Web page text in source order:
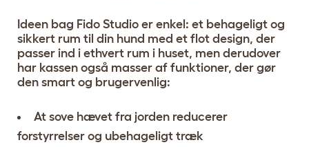
Ideen bag Fido Studio er enkel: et behageligt og
sikkert rum til din hund med et flot design, der
passer ind i ethvert rum i huset, men derudover
har kassen også masser af funktioner, der gør
den smart og brugervenlig:
At sove hævet fra jorden reducerer
forstyrrelser og ubehageligt træk